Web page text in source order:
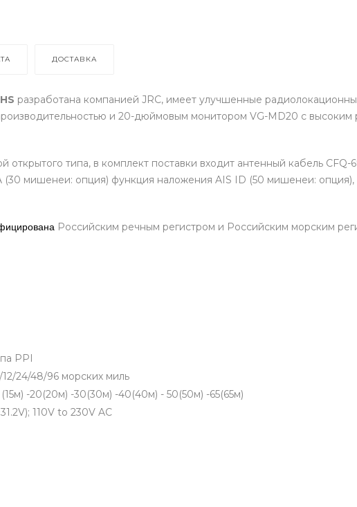
ДОСТАВКА
разработана компанией JRC, имеет улучшенные
и 20-дюймовым монитором VG-MD20 с
открытого типа, в комплект поставки входит антенный кабель
мишенеи: опция) функция наложения AIS ID (50 мишенеи:
Российским речным регистром и Российским морским
PPI
12/24/48/96 морских миль
-20(20м) -30(30м) -40(40м) - 50(50м) -65(65м)
110V to 230V AC